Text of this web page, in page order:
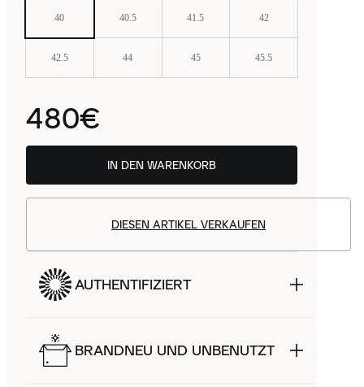
40 40.5 41.5 42
42.5 44 45 45.5
480€
IN DEN WARENKORB
DIESEN ARTIKEL VERKAUFEN
AUTHENTIFIZIERT
BRANDNEU UND UNBENUTZT